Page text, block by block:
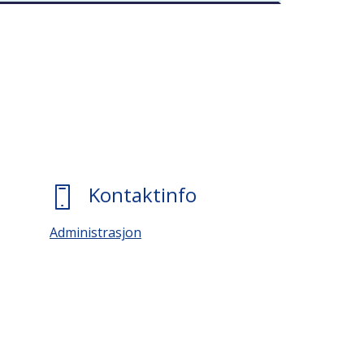
Kontaktinfo
Administrasjon